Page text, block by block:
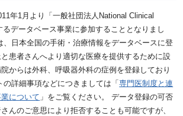
年1月より「一般社団法人National Clinical
るデータベース事業に参加することとなりまし
、日本全国の手術・治療情報をデータベースに登
患者さんへより適切な医療を提供するために設
からは外科、呼吸器外科の症例を登録しており
の詳細事項などにつきましては「専門医制度と連
について 」をご覧ください。
データ登録の可否
んのご意思により拒否することも可能ですが、